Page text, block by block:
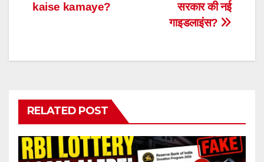
सरकार की नई
गाइडलाइंस?
kaise kamaye?
RELATED POST